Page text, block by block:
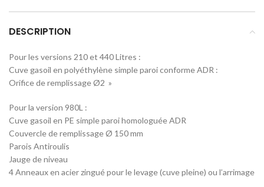
DESCRIPTION
Pour les versions 210 et 440 Litres :
Cuve gasoil en polyéthylène simple paroi conforme ADR :
Orifice de remplissage Ø2 »
Pour la version 980L :
Cuve gasoil en PE simple paroi homologuée ADR
Couvercle de remplissage Ø 150 mm
Parois Antiroulis
Jauge de niveau
4 Anneaux en acier zingué pour le levage (cuve pleine) ou l’arrimage